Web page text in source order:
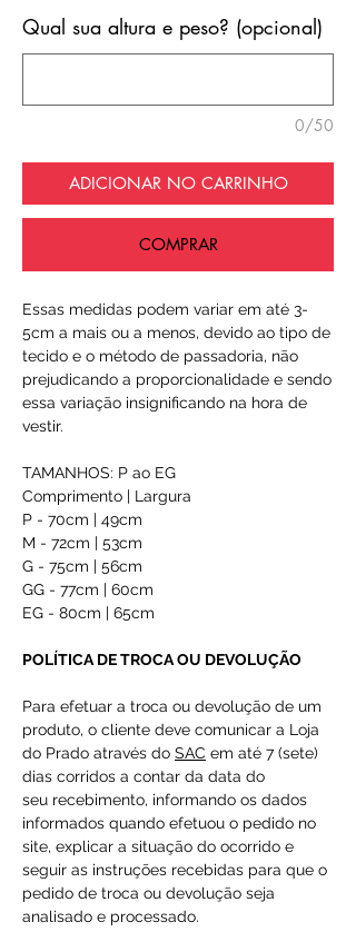
Qual sua altura e peso? (opcional)
0/50
ADICIONAR NO CARRINHO
COMPRAR
Essas medidas podem variar em até 3-
5cm a mais ou a menos, devido ao tipo de
tecido e o método de passadoria, não
prejudicando a proporcionalidade e sendo
essa variação insignificando na hora de
vestir.
TAMANHOS: P ao EG
Comprimento | Largura
P - 70cm | 49cm
M - 72cm | 53cm
G - 75cm | 56cm
GG - 77cm | 60cm
EG - 80cm | 65cm
POLÍTICA DE TROCA OU DEVOLUÇÃO
Para efetuar a troca ou devolução de um
produto, o cliente deve comunicar a Loja
do Prado através do SAC em até 7 (sete)
dias corridos a contar da data do
seu recebimento, informando os dados
informados quando efetuou o pedido no
site, explicar a situação do ocorrido e
seguir as instruções recebidas para que o
pedido de troca ou devolução seja
analisado e processado.